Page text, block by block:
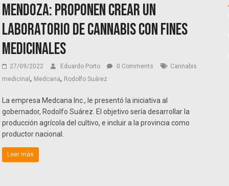
Mendoza: proponen crear un
laboratorio de cannabis con fines
medicinales
27/09/2022 Eduardo Porto 0 Comments
Cannabis
medicinal, Medcana, Rodolfo Suárez
La empresa Medcana Inc., le presentó la iniciativa al
gobernador, Rodolfo Suárez. El objetivo sería desarrollar la
producción agrícola del cultivo, e incluir a la provincia como
productor nacional.
Leer más